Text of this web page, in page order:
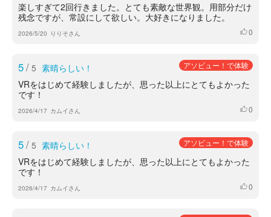
楽しすぎて2回行きました。とても素敵な世界観。用部分だけ
残念ですが、常設にして欲しい。大好きになりました。
2026/5/20 りりそさん いいね
0
5/ 5 素晴らしい！ アソビュー！で体験
VRをはじめて経験しましたが、思った以上にとてもよかった
です！
2026/4/17 カムイさん いいね
0
5/ 5 素晴らしい！ アソビュー！で体験
VRをはじめて経験しましたが、思った以上にとてもよかった
です！
2026/4/17 カムイさん いいね
0